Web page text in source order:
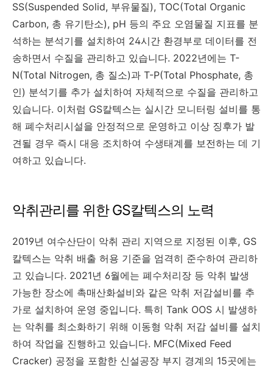
SS(Suspended Solid, 부유물질), TOC(Total Organic
Carbon, 총 유기탄소), pH 등의 주요 오염물질 지표를 분
석하는 분석기를 설치하여 24시간 환경부로 데이터를 전
송하면서 수질을 관리하고 있습니다. 2022년에는 T-
N(Total Nitrogen, 총 질소)과 T-P(Total Phosphate, 총
인) 분석기를 추가 설치하여 자체적으로 수질을 관리하고
있습니다. 이처럼 GS칼텍스는 실시간 모니터링 설비를 통
해 폐수처리시설을 안정적으로 운영하고 이상 징후가 발
견될 경우 즉시 대응 조치하여 수생태계를 보전하는 데 기
여하고 있습니다.
악취관리를 위한 GS칼텍스의 노력
2019년 여수산단이 악취 관리 지역으로 지정된 이후, GS
칼텍스는 악취 배출 허용 기준을 엄격히 준수하여 관리하
고 있습니다. 2021년 6월에는 폐수처리장 등 악취 발생
가능한 장소에 촉매산화설비와 같은 악취 저감설비를 추
가로 설치하여 운영 중입니다. 특히 Tank OOS 시 발생하
는 악취를 최소화하기 위해 이동형 악취 저감 설비를 설치
하여 작업을 진행하고 있습니다. MFC(Mixed Feed
Cracker) 공정을 포함한 신설공장 부지 경계의 15곳에는